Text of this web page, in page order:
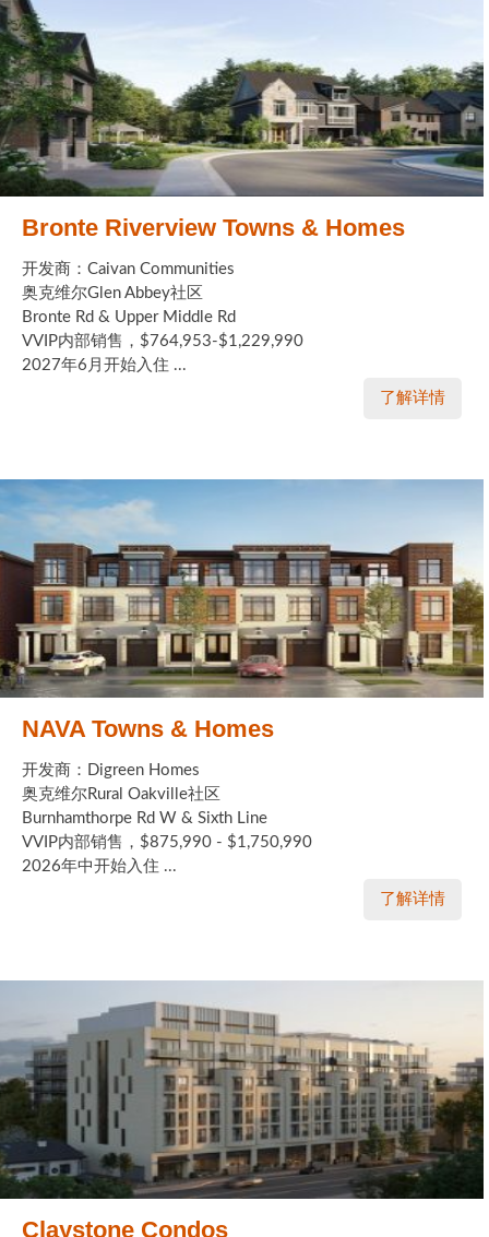
Bronte Riverview Towns & Homes
开发商：Caivan Communities
奥克维尔Glen Abbey社区
Bronte Rd & Upper Middle Rd
VVIP内部销售，$764,953-$1,229,990
2027年6月开始入住 ...
了解详情
NAVA Towns & Homes
开发商：Digreen Homes
奥克维尔Rural Oakville社区
Burnhamthorpe Rd W & Sixth Line
VVIP内部销售，$875,990 - $1,750,990
2026年中开始入住 ...
了解详情
Claystone Condos